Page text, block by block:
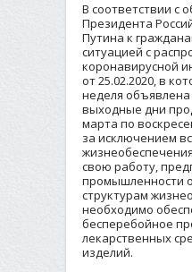
В соответствии с
Президента
Путина к
ситуацией с
коронавирусной
от 25.02.2020, в
неделя
выходные дни
марта по
за исключением
свою работу,
промышленности
структурам
необходимо
бесперебойное
лекарственных
изделий.